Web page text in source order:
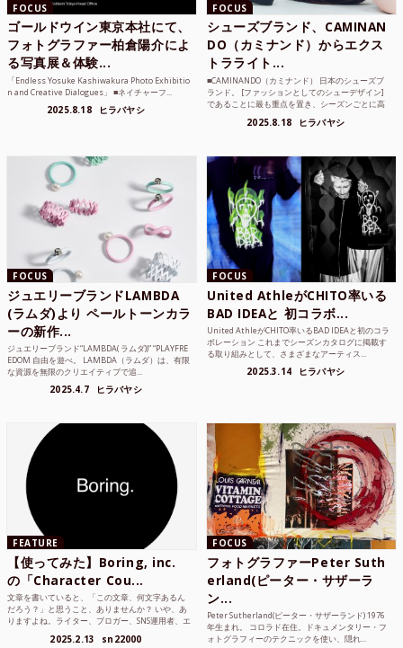
FOCUS
ゴールドウイン東京本社にて、
フォトグラファー柏倉陽介によ
る写真展＆体験...
「Endless Yosuke Kashiwakura Photo Exhibitio
n and Creative Dialogues」 ■ネイチャーフ...
2025.8.18 ヒラバヤシ
FOCUS
シューズブランド、CAMINAN
DO（カミナンド）からエクス
トラライト...
■CAMINANDO（カミナンド） 日本のシューズブ
ランド。 [ファッションとしてのシューデザイン]
であることに最も重点を置き、シーズンごとに高
2025.8.18 ヒラバヤシ
FOCUS
ジュエリーブランドLAMBDA
(ラムダ)より ペールトーンカラ
ーの新作...
ジュエリーブランド“LAMBDA( ラムダ))” “PLAYFRE
EDOM 自由を遊べ。 LAMBDA（ラムダ）は、有限
な資源を無限のクリエイティブで追...
2025.4.7 ヒラバヤシ
FOCUS
United AthleがCHITO率いる
BAD IDEAと 初コラボ...
United AthleがCHITO率いるBAD IDEAと初のコラ
ボレーション これまでシーズンカタログに掲載す
る取り組みとして、さまざまなアーティス...
2025.3.14 ヒラバヤシ
FEATURE
【使ってみた】Boring, inc.
の「Character Cou...
文章を書いていると、「この文章、何文字あるん
だろう？」と思うこと、ありませんか？ いや、あ
りますよね。ライター、ブロガー、SNS運用者、エ
2025.2.13 sn22000
FOCUS
フォトグラファーPeter Suth
erland(ピーター・サザーラ
ン...
Peter Sutherland(ピーター・サザーランド) 1976
年生まれ。 コロラド在住。ドキュメンタリー・フ
ォトグラフィーのテクニックを使い、隠れ...